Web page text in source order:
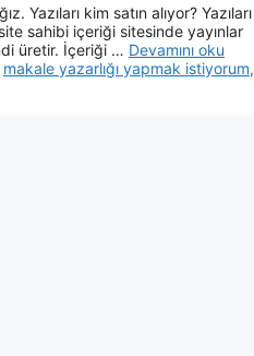
Yazıları kim satın alıyor? Yazıları
sahibi içeriği sitesinde yayınlar
üretir. İçeriği … Devamını oku
makale yazarlığı yapmak istiyorum,